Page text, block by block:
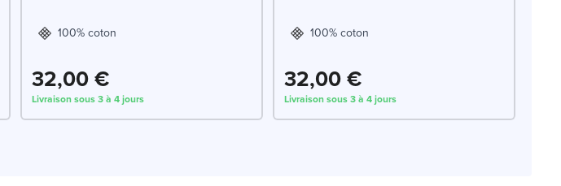
100% coton
32,00 €
Livraison sous 3 à 4 jours
100% coton
32,00 €
Livraison sous 3 à 4 jours